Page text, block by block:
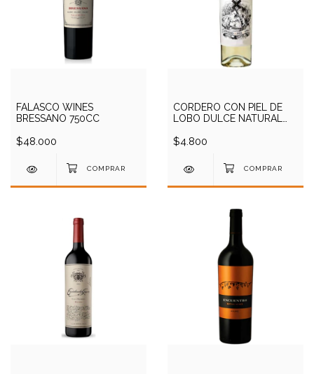
FALASCO WINES
BRESSANO 750CC
$48.000
CORDERO CON PIEL DE
LOBO DULCE NATURAL
$4.800